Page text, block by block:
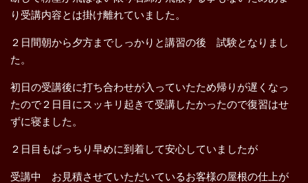
り受講内容とは掛け離れていました。
２日間朝から夕方までしっかりと講習の後 試験となりまし
た。
初日の受講後に打ち合わせが入っていたため帰りが遅くなっ
たので２日目にスッキリ起きて受講したかったので復習はせ
ずに寝ました。
２日目もばっちり早めに到着して安心していましたが
受講中 お見積させていただいているお客様の屋根の仕上が